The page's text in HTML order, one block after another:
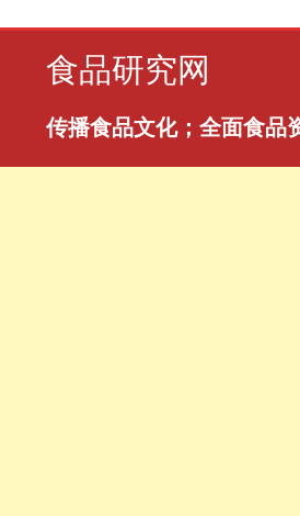
食品研究网
传播食品文化；全面食品